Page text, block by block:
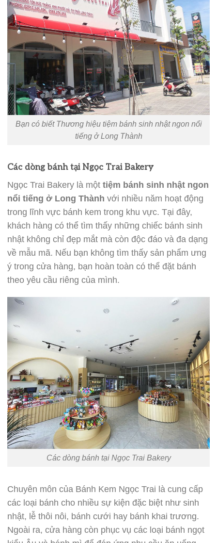
Bạn có biết Thương hiệu tiệm bánh sinh nhật ngon nổi
tiếng ở Long Thành
Các dòng bánh tại Ngọc Trai Bakery
Ngọc Trai Bakery là một tiệm bánh sinh nhật ngon
nổi tiếng ở Long Thành với nhiều năm hoạt động
trong lĩnh vực bánh kem trong khu vực. Tại đây,
khách hàng có thể tìm thấy những chiếc bánh sinh
nhật không chỉ đẹp mắt mà còn độc đáo và đa dạng
về mẫu mã. Nếu bạn không tìm thấy sản phẩm ưng
ý trong cửa hàng, bạn hoàn toàn có thể đặt bánh
theo yêu cầu riêng của mình.
Các dòng bánh tại Ngọc Trai Bakery
Chuyên môn của Bánh Kem Ngọc Trai là cung cấp
các loại bánh cho nhiều sự kiện đặc biệt như sinh
nhật, lễ thôi nôi, bánh cưới hay bánh khai trương.
Ngoài ra, cửa hàng còn phục vụ các loại bánh ngọt